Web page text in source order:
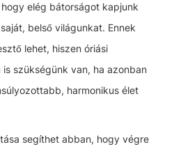
elég bátorságot kapjunk
belső világunkat. Ennek
lehet, hiszen óriási
szükségünk van, ha azonban
harmonikus élet
segíthet abban, hogy végre